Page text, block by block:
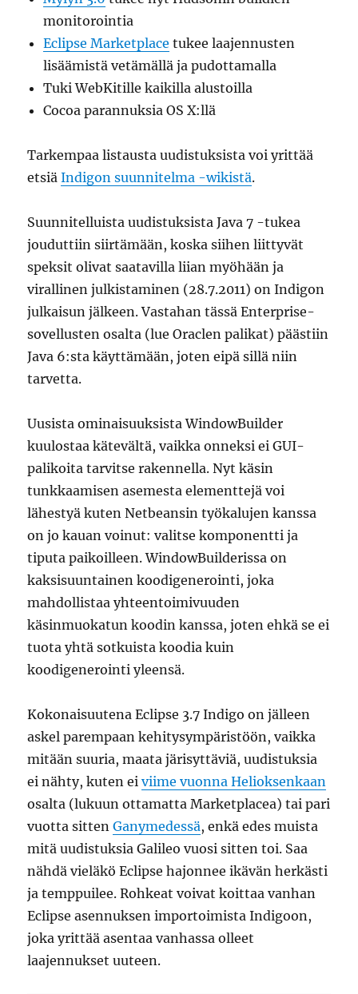
monitorointia
Eclipse Marketplace tukee laajennusten
lisäämistä vetämällä ja pudottamalla
Tuki WebKitille kaikilla alustoilla
Cocoa parannuksia OS X:llä
Tarkempaa listausta uudistuksista voi yrittää
etsiäIndigon suunnitelma -wikistä.
Suunnitelluista uudistuksista Java 7 -tukea
jouduttiin siirtämään, koska siihen liittyvät
speksit olivat saatavilla liian myöhään ja
virallinen julkistaminen (28.7.2011) on Indigon
julkaisun jälkeen. Vastahan tässä Enterprise-
sovellusten osalta (lue Oraclen palikat) päästiin
Java 6:sta käyttämään, joten eipä sillä niin
tarvetta.
Uusista ominaisuuksista WindowBuilder
kuulostaa kätevältä, vaikka onneksi ei GUI-
palikoita tarvitse rakennella. Nyt käsin
tunkkaamisen asemesta elementtejä voi
lähestyä kuten Netbeansin työkalujen kanssa
on jo kauan voinut: valitse komponentti ja
tiputa paikoilleen. WindowBuilderissa on
kaksisuuntainen koodigenerointi, joka
mahdollistaa yhteentoimivuuden
käsinmuokatun koodin kanssa, joten ehkä se ei
tuota yhtä sotkuista koodia kuin
koodigenerointi yleensä.
Kokonaisuutena Eclipse 3.7 Indigo on jälleen
askel parempaan kehitysympäristöön, vaikka
mitään suuria, maata järisyttäviä, uudistuksia
ei nähty, kuten eiviime vuonna Helioksenkaan
osalta (lukuun ottamatta Marketplacea) tai pari
vuotta sittenGanymedessä, enkä edes muista
mitä uudistuksia Galileo vuosi sitten toi. Saa
nähdä vieläkö Eclipse hajonnee ikävän herkästi
ja temppuilee. Rohkeat voivat koittaa vanhan
Eclipse asennuksen importoimista Indigoon,
joka yrittää asentaa vanhassa olleet
laajennukset uuteen.